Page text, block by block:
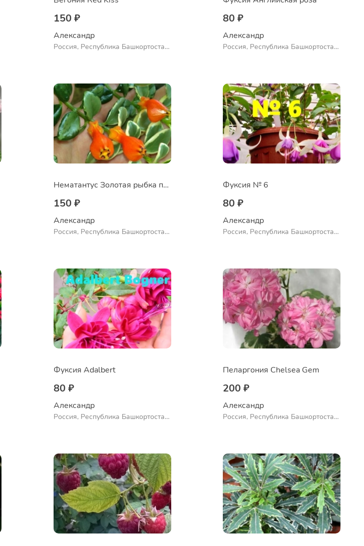
150 ₽
Александр
Россия, Республика Башкортостан,
80 ₽
Александр
Россия, Республика Башкортостан,
Нематантус Золотая рыбка пестролистный
150 ₽
Александр
Россия, Республика Башкортостан,
Фуксия № 6
80 ₽
Александр
Россия, Республика Башкортостан,
Фуксия Adalbert
80 ₽
Александр
Россия, Республика Башкортостан,
Пеларгония Chelsea Gem
200 ₽
Александр
Россия, Республика Башкортостан,